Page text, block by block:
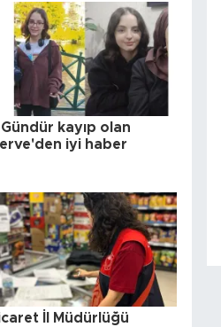
kayıp olan
iyi haber
İl Müdürlüğü